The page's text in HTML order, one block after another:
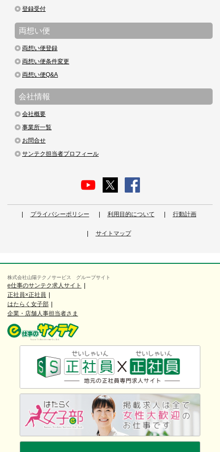
登録受付
両想い便
両想い便登録
両想い便条件変更
両想い便Q&A
会社情報
会社概要
事業所一覧
お問合せ
サンテク担当者プロフィール
プライバシーポリシー 利用目的について 行動計画
サイトマップ
株式会社山陽テクノサービス グループサイト
e仕事のサンテク求人サイト
正社員×正社員
はたらく女子部
企業・店舗人事担当者さま